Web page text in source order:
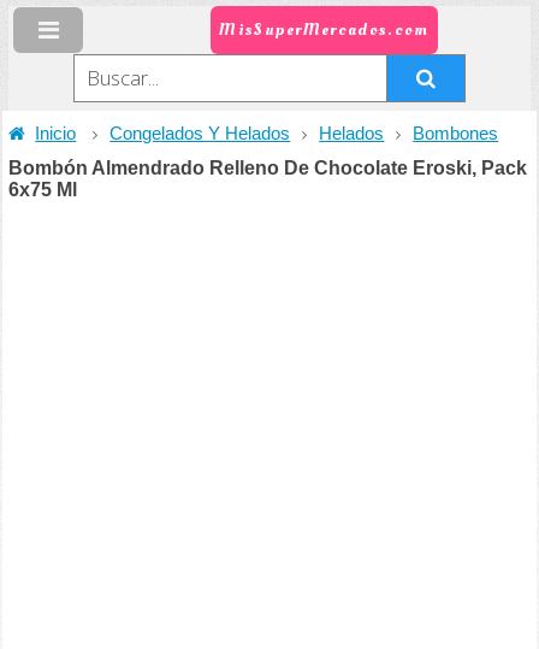
MisSuperMercados.com
Inicio Congelados Y Helados Helados Bombones
Bombón Almendrado Relleno De Chocolate Eroski, Pack
6x75 Ml